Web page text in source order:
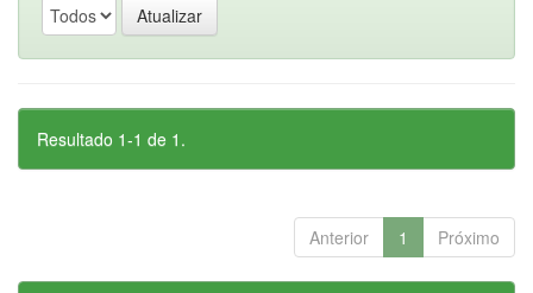
Resultado 1-1 de 1.
Anterior 1 Próximo